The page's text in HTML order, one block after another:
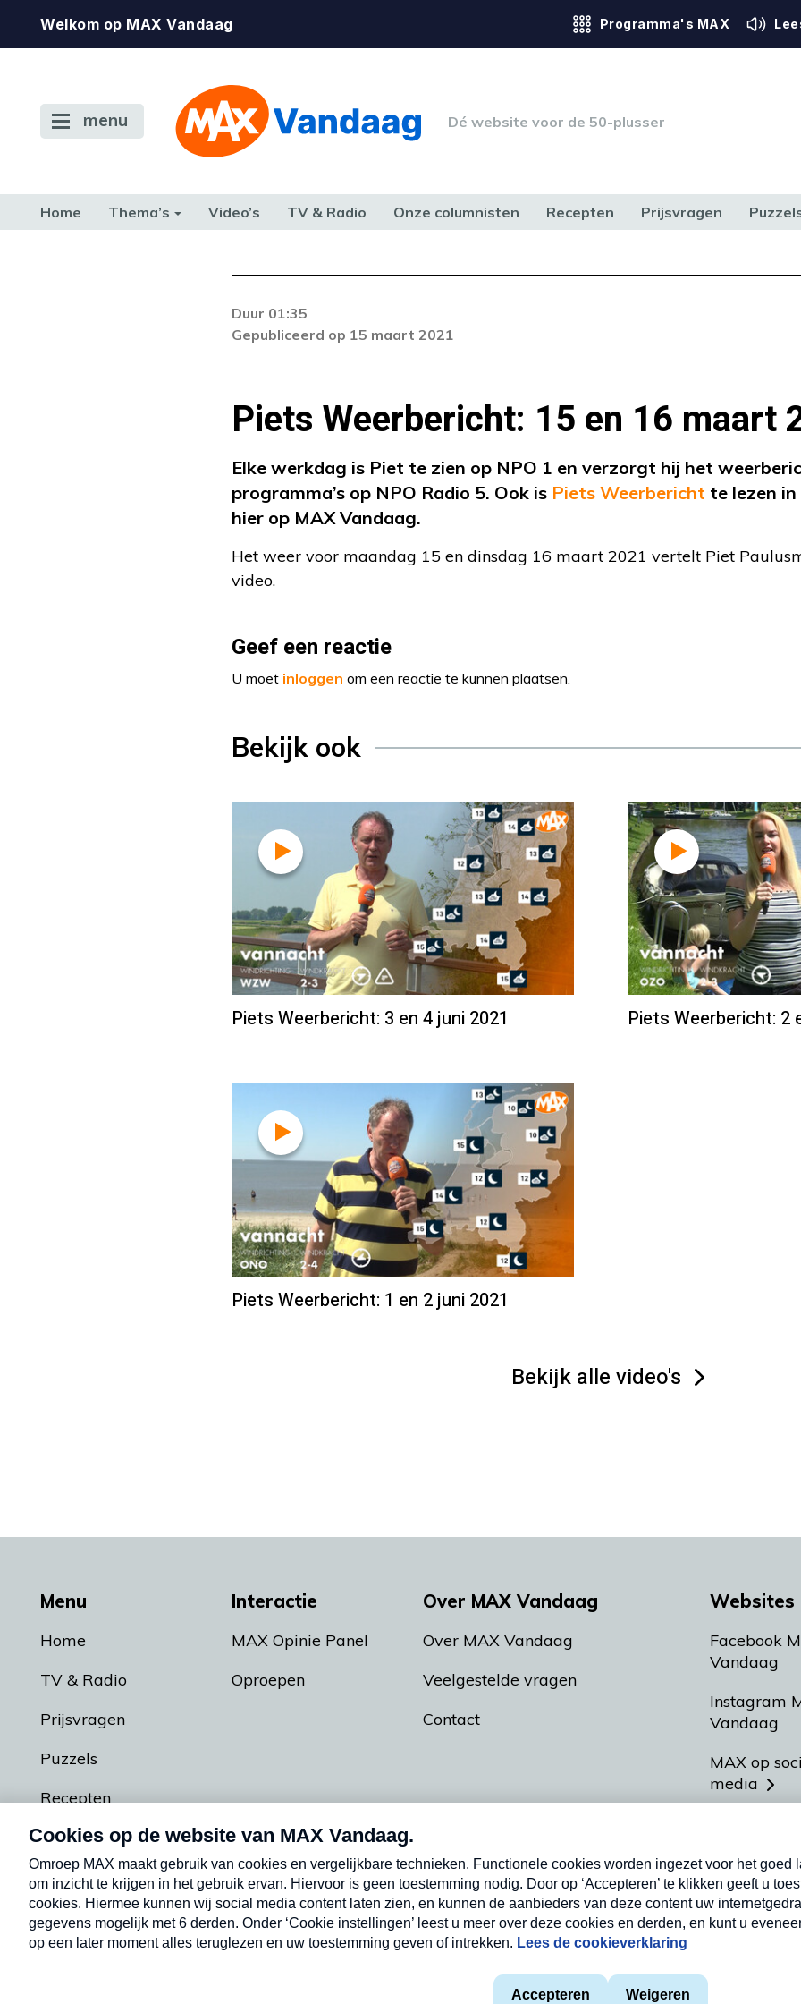
Welkom op MAX Vandaag Programma's MAX
menu Dé website voor de 50-plusser
Home Thema’s Video’s TV & Radio Onze columnisten Recepten Prijsvragen
Duur 01:35
Gepubliceerd op 15 maart 2021
Piets Weerbericht: 15 en 16 maart
Elke werkdag is Piet te zien op NPO 1 en verzorgt hij het
programma’s op NPO Radio 5. Ook is Piets Weerbericht te lezen
hier op MAX Vandaag.
Het weer voor maandag 15 en dinsdag 16 maart 2021 vertelt Piet
video.
Geef een reactie
U moet inloggen om een reactie te kunnen plaatsen.
Bekijk ook
Piets Weerbericht: 3 en 4 juni 2021 Piets Weerbericht: 2
Piets Weerbericht: 1 en 2 juni 2021
Bekijk alle video's
Menu
Home
TV & Radio
Prijsvragen
Puzzels
Recepten
Podcasts
Interactie
MAX Opinie Panel
Oproepen
Over MAX Vandaag
Over MAX Vandaag
Veelgestelde vragen
Contact
Websites
Facebook
Vandaag
Instagram
Vandaag
MAX op
media
Meldpunt
Heel